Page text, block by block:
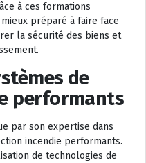
à ces formations
préparé à faire face
la sécurité des biens et
de
performants
par son expertise dans
incendie performants.
de technologies de